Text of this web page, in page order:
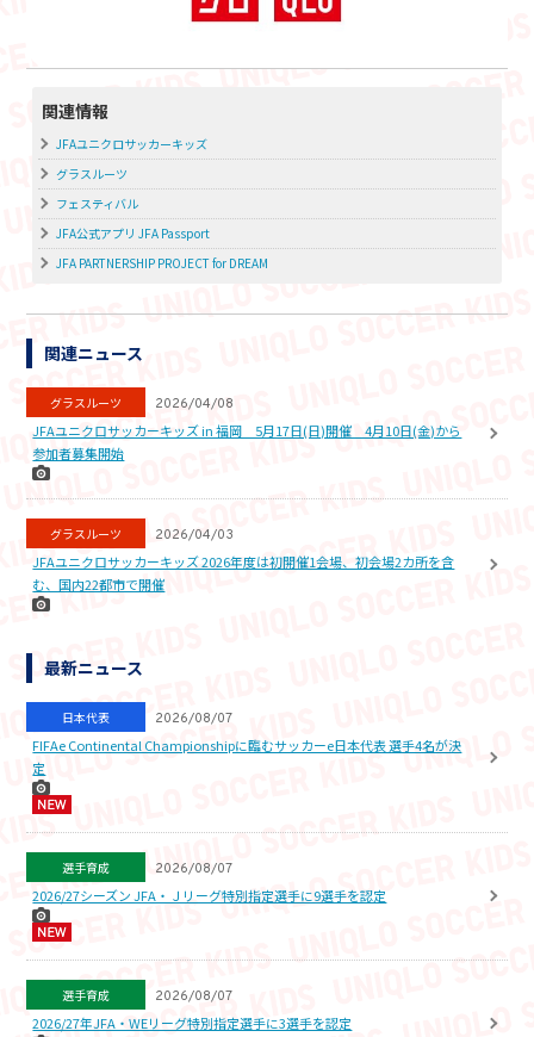
関連情報
JFAユニクロサッカーキッズ
グラスルーツ
フェスティバル
JFA公式アプリ JFA Passport
JFA PARTNERSHIP PROJECT for DREAM
関連ニュース
グラスルーツ 2026/04/08
JFAユニクロサッカーキッズ in 福岡 5月17日(日)開催 4月10日(金)から
参加者募集開始
グラスルーツ 2026/04/03
JFAユニクロサッカーキッズ 2026年度は初開催1会場、初会場2カ所を含
む、国内22都市で開催
最新ニュース
日本代表 2026/08/07
FIFAe Continental Championshipに臨むサッカーe日本代表 選手4名が決
定
選手育成 2026/08/07
2026/27シーズン JFA・Ｊリーグ特別指定選手に9選手を認定
選手育成 2026/08/07
2026/27年JFA・WEリーグ特別指定選手に3選手を認定